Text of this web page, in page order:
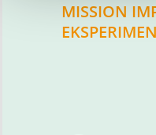
MISSION